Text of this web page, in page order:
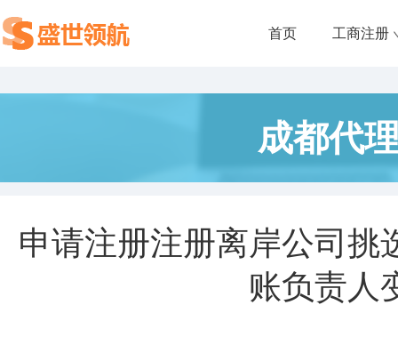
首页 工商注册
成都代
申请注册注册离岸公司挑
账负责人